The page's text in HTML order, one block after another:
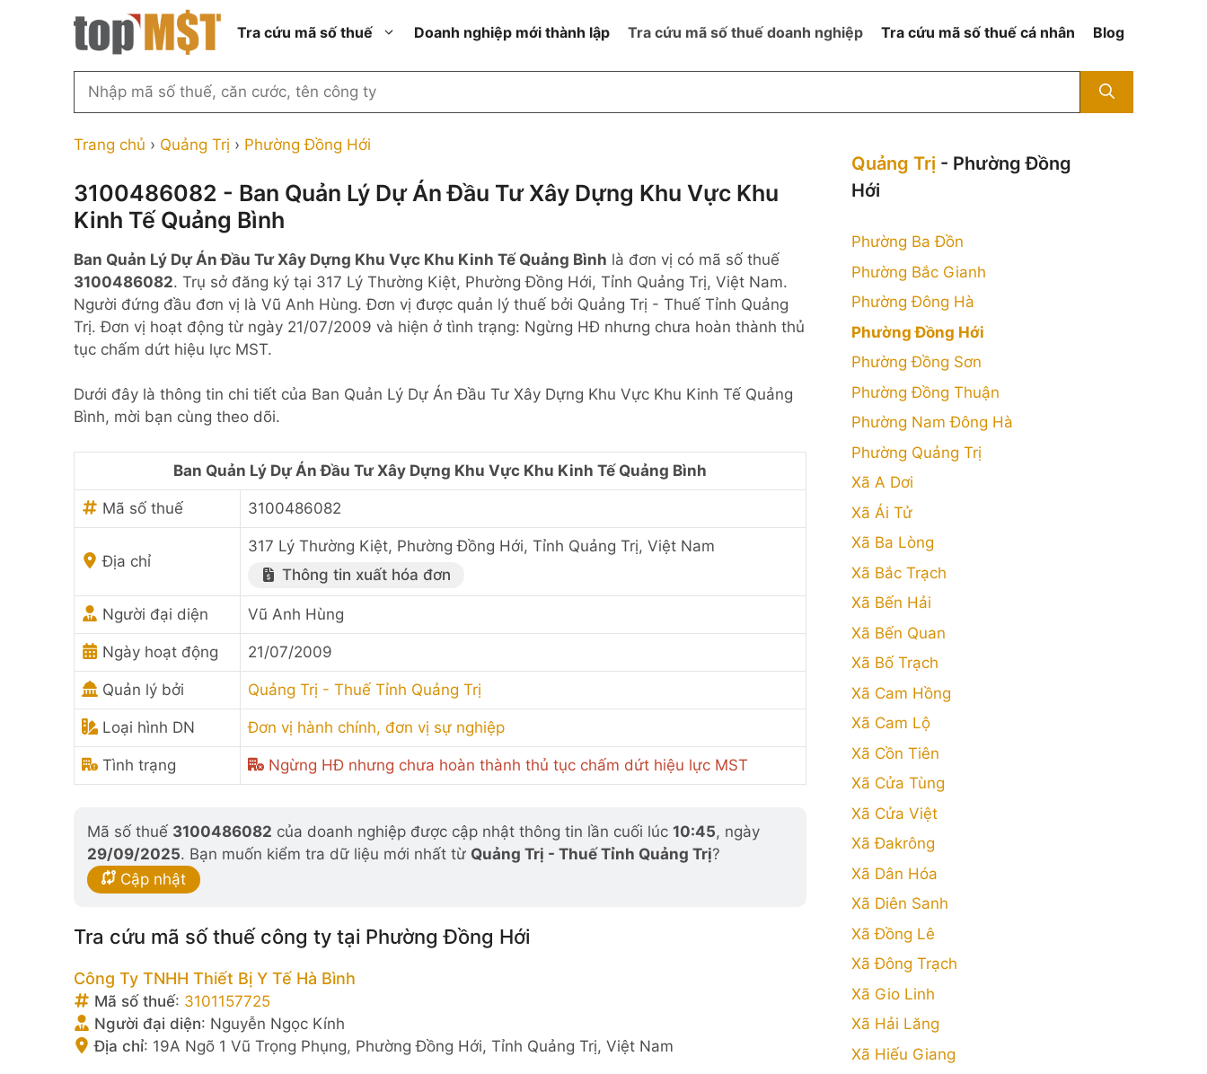
Tra cứu mã số thuế
Thành phố Hồ Chí Minh
Thành phố Hà Nội
Thành phố Đà Nẵng
Thanh Hóa
Bắc Ninh
Nghệ An
Công ty cổ phần ngoài NN
Công ty hợp doanh
thành viên ngoài NN
Công ty trách nhiệm hữu hạn
ngoài NN
Doanh nghiệp 100% vốn đầu tư
nước ngoài
Nhà nước
Ngừng hoạt động nhưng chưa
hoàn thành thủ tục đóng MST
đăng ký
Doanh nghiệp mới thành lập Tra cứu mã số thuế doanh nghiệp Tra cứu mã số thuế cá nhân Blog
Tìm
theo
công
ty,
đại
diện
hoặc
mã
số
...
Trang chủ › Quảng Trị › Phường Đồng Hới
3100486082 - Ban Quản Lý Dự Án Đầu Tư Xây Dựng Khu Vực Khu
Kinh Tế Quảng Bình
Ban Quản Lý Dự Án Đầu Tư Xây Dựng Khu Vực Khu Kinh Tế Quảng Bình là đơn vị có mã số thuế
3100486082. Trụ sở đăng ký tại 317 Lý Thường Kiệt, Phường Đồng Hới, Tỉnh Quảng Trị, Việt Nam.
Người đứng đầu đơn vị là Vũ Anh Hùng. Đơn vị được quản lý thuế bởi Quảng Trị - Thuế Tỉnh Quảng
Trị. Đơn vị hoạt động từ ngày 21/07/2009 và hiện ở tình trạng: Ngừng HĐ nhưng chưa hoàn thành thủ
tục chấm dứt hiệu lực MST.
Dưới đây là thông tin chi tiết của Ban Quản Lý Dự Án Đầu Tư Xây Dựng Khu Vực Khu Kinh Tế Quảng
Bình, mời bạn cùng theo dõi.
Ban Quản Lý Dự Án Đầu Tư Xây Dựng Khu Vực Khu Kinh Tế Quảng Bình
Mã số thuế 3100486082
Địa chỉ
317 Lý Thường Kiệt, Phường Đồng Hới, Tỉnh Quảng Trị, Việt Nam
Thông tin xuất hóa đơn
Người đại diện Vũ Anh Hùng
Ngày hoạt động 21/07/2009
Quản lý bởi Quảng Trị - Thuế Tỉnh Quảng Trị
Loại hình DN Đơn vị hành chính, đơn vị sự nghiệp
Tình trạng Ngừng HĐ nhưng chưa hoàn thành thủ tục chấm dứt hiệu lực MST
Mã số thuế 3100486082 của doanh nghiệp được cập nhật thông tin lần cuối lúc 10:45, ngày
29/09/2025. Bạn muốn kiểm tra dữ liệu mới nhất từ Quảng Trị - Thuế Tỉnh Quảng Trị?
Cập nhật
Tra cứu mã số thuế công ty tại Phường Đồng Hới
Công Ty TNHH Thiết Bị Y Tế Hà Bình
Mã số thuế: 3101157725
Người đại diện: Nguyễn Ngọc Kính
Địa chỉ: 19A Ngõ 1 Vũ Trọng Phụng, Phường Đồng Hới, Tỉnh Quảng Trị, Việt Nam
Quảng Trị - Phường Đồng
Hới
Phường Ba Đồn
Phường Bắc Gianh
Phường Đông Hà
Phường Đồng Hới
Phường Đồng Sơn
Phường Đồng Thuận
Phường Nam Đông Hà
Phường Quảng Trị
Xã A Dơi
Xã Ái Tử
Xã Ba Lòng
Xã Bắc Trạch
Xã Bến Hải
Xã Bến Quan
Xã Bố Trạch
Xã Cam Hồng
Xã Cam Lộ
Xã Cồn Tiên
Xã Cửa Tùng
Xã Cửa Việt
Xã Đakrông
Xã Dân Hóa
Xã Diên Sanh
Xã Đồng Lê
Xã Đông Trạch
Xã Gio Linh
Xã Hải Lăng
Xã Hiếu Giang